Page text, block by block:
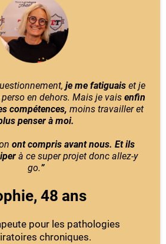
je me fatiguaiset je
en dehors. Mais je vais enfin
compétences, moins travailler et
penser à moi.
ont compris avant nous. Et ils
à ce super projet donc allez-y
go.”
48 ans
pour les pathologies
chroniques.